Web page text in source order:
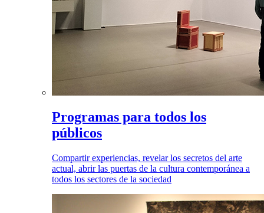
Programas para todos los
públicos
Compartir experiencias, revelar los secretos del arte
actual, abrir las puertas de la cultura contemporánea a
todos los sectores de la sociedad